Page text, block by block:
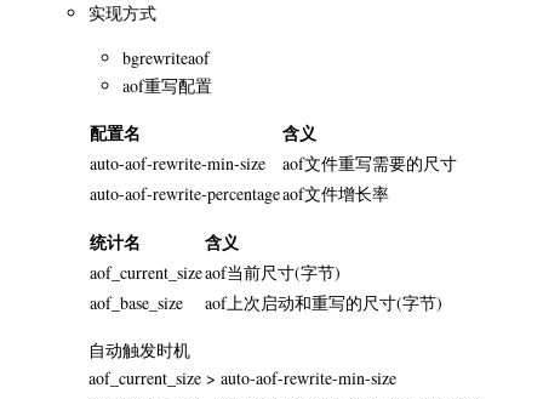
实现方式
bgrewriteaof
aof重写配置
配置名 含义
auto-aof-rewrite-min-size
aof文件重写需要的尺寸
auto-aof-rewrite-percentageaof文件增长率
统计名 含义
aof_current_sizeaof当前尺寸(字节)
aof_base_size
aof上次启动和重写的尺寸(字节)
自动触发时机
aof_current_size > auto-aof-rewrite-min-size